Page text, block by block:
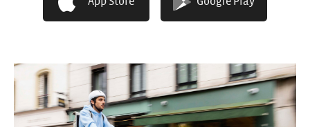
Nos offres combinées